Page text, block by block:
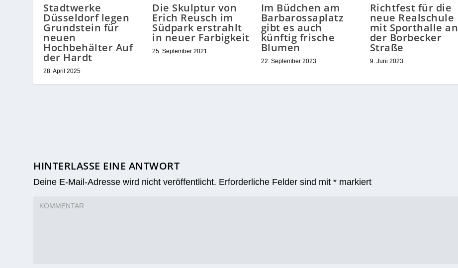
Stadtwerke
Düsseldorf legen
Grundstein für
neuen
Hochbehälter Auf
der Hardt
28. April 2025
Die Skulptur von
Erich Reusch im
Südpark erstrahlt
in neuer Farbigkeit
25. September 2021
Im Büdchen am
Barbarossaplatz
gibt es auch
künftig frische
Blumen
22. September 2023
Richtfest für die
neue Realschule
mit Sporthalle an
der Borbecker
Straße
9. Juni 2023
HINTERLASSE EINE ANTWORT
Deine E-Mail-Adresse wird nicht veröffentlicht. Erforderliche Felder sind mit* markiert